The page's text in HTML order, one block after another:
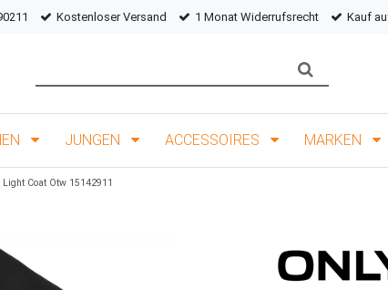
Kostenloser Versand 1 Monat Widerrufsrecht Kauf
JUNGEN ACCESSOIRES MARKEN
Light Coat Otw 15142911